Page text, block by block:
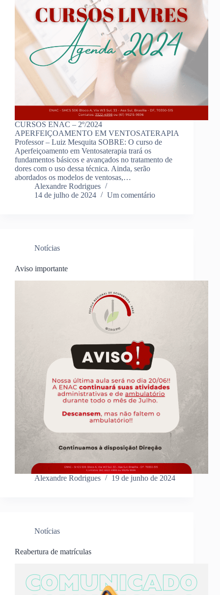
CURSOS ENAC – 2º/2024
APERFEIÇOAMENTO EM VENTOSATERAPIA
Professor – Luiz Mesquita SOBRE: O curso de
Aperfeiçoamento em Ventosaterapia trará os
fundamentos básicos e avançados no tratamento de
dores com o uso dessa técnica. Ainda, serão
abordados os modelos de ventosas,…
Alexandre Rodrigues
14 de julho de 2024
Um comentário
Notícias
Aviso importante
Alexandre Rodrigues 19 de junho de 2024
Notícias
Reabertura de matrículas